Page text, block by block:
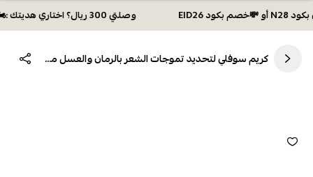
وصلتي 300 ريال؟ اختاري هديتك :🏍 شحن مجاني بكود N28 أو 💸خصم بكود EID26
كريم سوفلي لتحديد تموجات الشعر بالرمان والعسل من ميلي اورجانيكس - 340ج